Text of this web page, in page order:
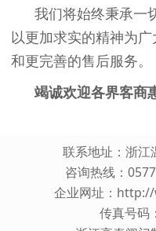
我们将始终秉承一
以更加求实的精神为
和更完善的售后服务。
竭诚欢迎各界客商
联系地址：浙江
咨询热线：
企业网址： http://
传真号码